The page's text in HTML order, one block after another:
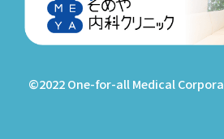
©2022 One-for-all Medical